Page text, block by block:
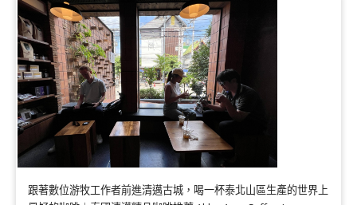
跟著數位游牧工作者前進清邁古城，喝一杯泰北山區生產的世界上